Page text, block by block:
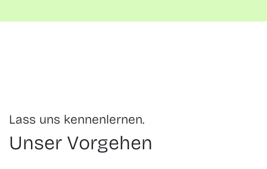
Lass uns kennenlernen.
Unser Vorgehen